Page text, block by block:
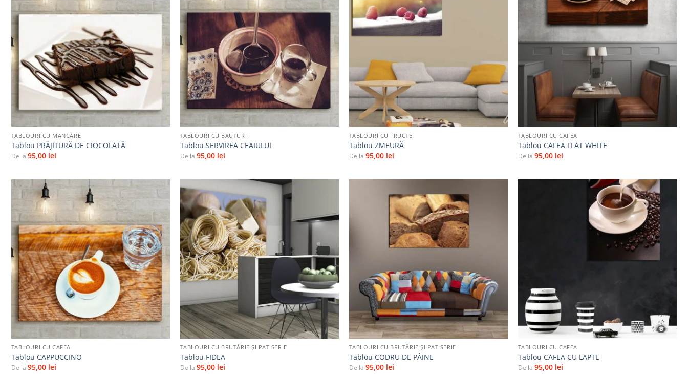
Adaugă
+
TABLOURI CU MÂNCARE
Tablou PRĂJITURĂ DE CIOCOLATĂ
De la 95,00 lei
Adaugă
TABLOURI CU BĂUTURI
Tablou SERVIREA CEAIULUI
De la 95,00 lei
+
TABLOURI CU FRUCTE
Tablou ZMEURĂ
De la 95,00 lei
TABLOURI CU CAFEA
Tablou CAFEA FLAT WHITE
De la 95,00 lei
Adaugă
la
favorite
+
TABLOURI CU CAFEA
Tablou CAPPUCCINO
De la 95,00 lei
Adaugă
+
TABLOURI CU BRUTĂRIE ŞI PATISERIE
Tablou FIDEA
De la 95,00 lei
+
TABLOURI CU BRUTĂRIE ŞI PATISERIE
Tablou CODRU DE PÂINE
De la 95,00 lei
Adaugă
la
favorite
+
TABLOURI CU CAFEA
Tablou CAFEA CU LAPTE
De la 95,00 lei